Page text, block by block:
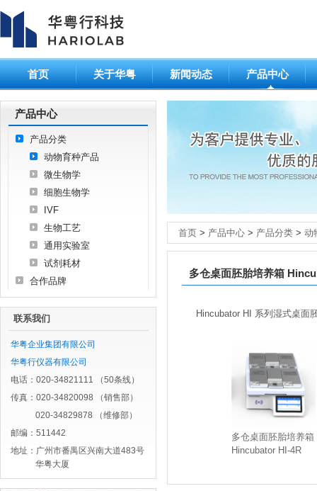
首页 关于华粤 新闻动态 产品中心
产品中心
产品分类
动物育种产品
微生物学
细胞生物学
IVF
生物工艺
通用实验室
试剂耗材
合作品牌
联系我们
华粤企业集团有限公司
华粤行仪器有限公司
电话：020-34821111 （50条线）
传真：020-34820098 （销售部）
020-34829878 （维修部）
邮编：511442
地址：广州市番禺区兴南大道483号
华粤大厦
首页 > 产品中心 > 产品分类 > 动
多仓桌面胚胎培养箱
Hincubator HI 系列湿式桌面
多仓桌面胚胎培养箱
Hincubator HI-4R